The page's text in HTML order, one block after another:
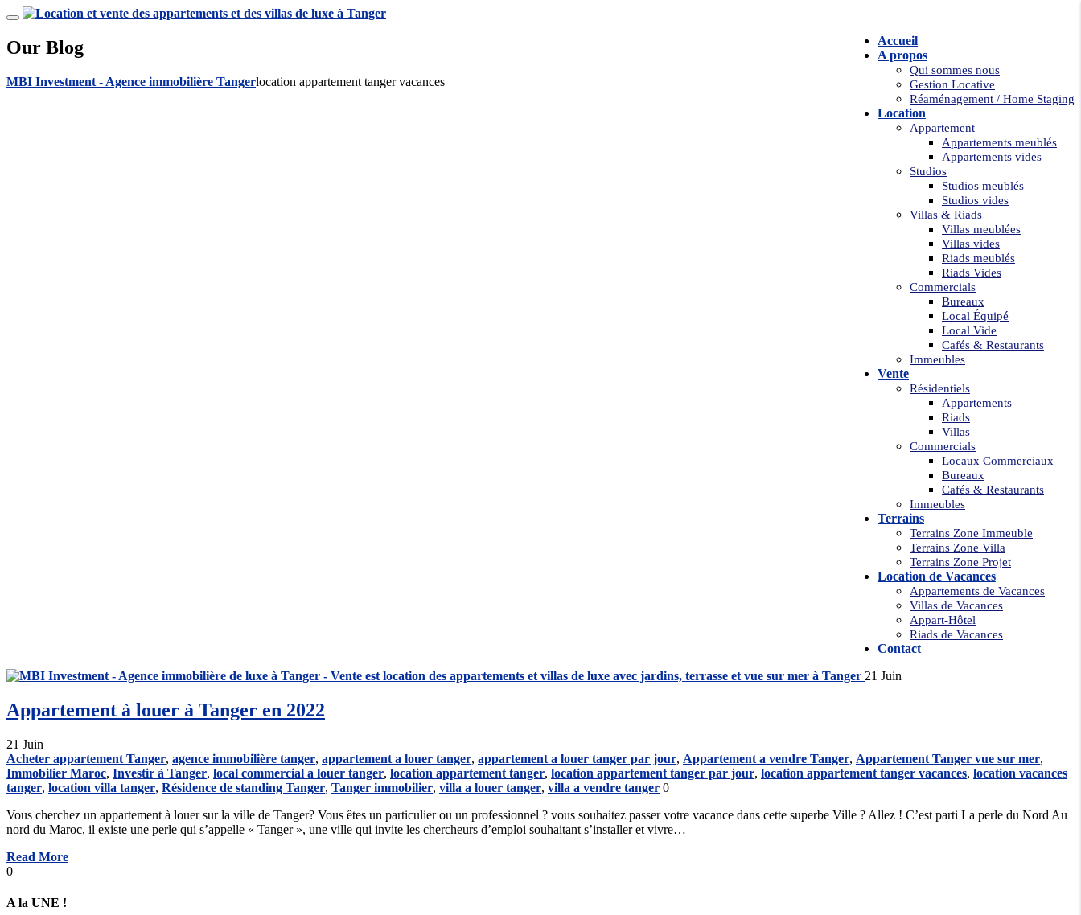
Accueil
A propos
Qui sommes nous
Gestion Locative
Réaménagement / Home Staging
Location
Appartement
Appartements meublés
Appartements vides
Studios
Studios meublés
Studios vides
Villas & Riads
Villas meublées
Villas vides
Riads meublés
Riads Vides
Commercials
Bureaux
Local Équipé
Local Vide
Cafés & Restaurants
Immeubles
Vente
Résidentiels
Appartements
Riads
Villas
Commercials
Locaux Commerciaux
Bureaux
Cafés & Restaurants
Immeubles
Terrains
Terrains Zone Immeuble
Terrains Zone Villa
Terrains Zone Projet
Location de Vacances
Appartements de Vacances
Villas de Vacances
Appart-Hôtel
Riads de Vacances
Contact
Our Blog
MBI Investment - Agence immobilière Tangerlocation appartement tanger vacances
21 Juin
Appartement à louer à Tanger en 2022
21 Juin
Acheter appartement Tanger, agence immobilière tanger, appartement a louer tanger, appartement a louer tanger par jour, Appartement a vendre Tanger, Appartement Tanger vue sur mer,
Immobilier Maroc, Investir à Tanger, local commercial a louer tanger, location appartement tanger, location appartement tanger par jour, location appartement tanger vacances, location vacances
tanger, location villa tanger, Résidence de standing Tanger, Tanger immobilier, villa a louer tanger, villa a vendre tanger 0
Vous cherchez un appartement à louer sur la ville de Tanger? Vous êtes un particulier ou un professionnel ? vous souhaitez passer votre vacance dans cette superbe Ville ? Allez ! C’est parti La perle du Nord Au
nord du Maroc, il existe une perle qui s’appelle « Tanger », une ville qui invite les chercheurs d’emploi souhaitant s’installer et vivre…
Read More
0
A la UNE !